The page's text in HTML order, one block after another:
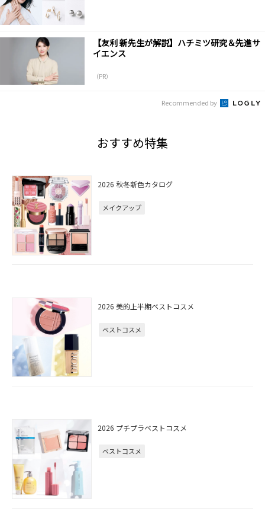
【友利 新先生が解説】ハチミツ研究＆先進サ
イエンス
（PR）
Recommended by
おすすめ特集
2026 秋冬新色カタログ
メイクアップ
2026 美的上半期ベストコスメ
ベストコスメ
2026 プチプラベストコスメ
ベストコスメ